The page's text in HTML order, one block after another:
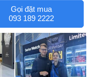
Gọi đặt mua
093 189 2222